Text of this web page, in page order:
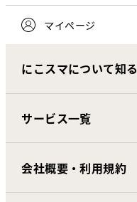
マイページ
にこスマについて知る
サービス一覧
会社概要・利用規約